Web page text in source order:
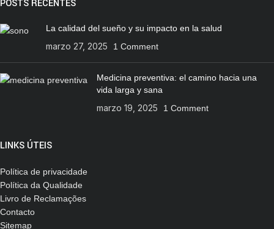
POSTS RECENTES
La calidad del sueño y su impacto en la salud
marzo 27, 2025 1 Comment
Medicina preventiva: el camino hacia una
vida larga y sana
marzo 19, 2025 1 Comment
LINKS ÚTEIS
Política de privacidade
Política da Qualidade
Livro de Reclamações
Contacto
Sitemap